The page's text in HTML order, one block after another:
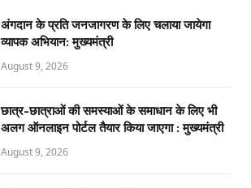
अंगदान के प्रति जनजागरण के लिए चलाया जायेगा
व्यापक अभियान: मुख्यमंत्री
August 9, 2026
छात्र-छात्राओं की समस्याओं के समाधान के लिए भी
अलग ऑनलाइन पोर्टल तैयार किया जाएगा : मुख्यमंत्री
August 9, 2026